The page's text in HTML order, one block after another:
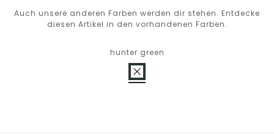
Auch unsere anderen Farben werden dir stehen. Entdecke
diesen Artikel in den vorhandenen Farben.
hunter green